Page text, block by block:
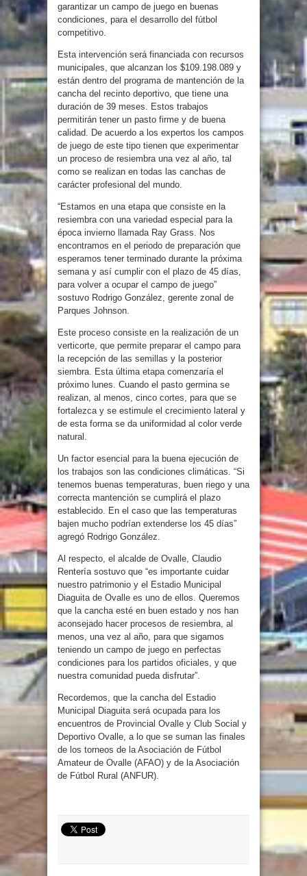
garantizar un campo de juego en buenas
condiciones, para el desarrollo del fútbol
competitivo.
Esta intervención será financiada con recursos
municipales, que alcanzan los $109.198.089 y
están dentro del programa de mantención de la
cancha del recinto deportivo, que tiene una
duración de 39 meses. Estos trabajos
permitirán tener un pasto firme y de buena
calidad. De acuerdo a los expertos los campos
de juego de este tipo tienen que experimentar
un proceso de resiembra una vez al año, tal
como se realizan en todas las canchas de
carácter profesional del mundo.
“Estamos en una etapa que consiste en la
resiembra con una variedad especial para la
época invierno llamada Ray Grass. Nos
encontramos en el periodo de preparación que
esperamos tener terminado durante la próxima
semana y así cumplir con el plazo de 45 días,
para volver a ocupar el campo de juego”
sostuvo Rodrigo González, gerente zonal de
Parques Johnson.
Este proceso consiste en la realización de un
verticorte, que permite preparar el campo para
la recepción de las semillas y la posterior
siembra. Esta última etapa comenzaría el
próximo lunes. Cuando el pasto germina se
realizan, al menos, cinco cortes, para que se
fortalezca y se estimule el crecimiento lateral y
de esta forma se da uniformidad al color verde
natural.
Un factor esencial para la buena ejecución de
los trabajos son las condiciones climáticas. “Si
tenemos buenas temperaturas, buen riego y una
correcta mantención se cumplirá el plazo
establecido. En el caso que las temperaturas
bajen mucho podrían extenderse los 45 días”
agregó Rodrigo González.
Al respecto, el alcalde de Ovalle, Claudio
Rentería sostuvo que “es importante cuidar
nuestro patrimonio y el Estadio Municipal
Diaguita de Ovalle es uno de ellos. Queremos
que la cancha esté en buen estado y nos han
aconsejado hacer procesos de resiembra, al
menos, una vez al año, para que sigamos
teniendo un campo de juego en perfectas
condiciones para los partidos oficiales, y que
nuestra comunidad pueda disfrutar”.
Recordemos, que la cancha del Estadio
Municipal Diaguita será ocupada para los
encuentros de Provincial Ovalle y Club Social y
Deportivo Ovalle, a lo que se suman las finales
de los torneos de la Asociación de Fútbol
Amateur de Ovalle (AFAO) y de la Asociación
de Fútbol Rural (ANFUR).